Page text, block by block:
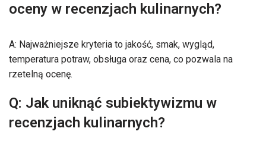
oceny w recenzjach kulinarnych?
A: Najważniejsze kryteria to jakość, smak, wygląd,
temperatura potraw, obsługa oraz cena, co pozwala na
rzetelną ocenę.
Q: Jak uniknąć subiektywizmu w
recenzjach kulinarnych?